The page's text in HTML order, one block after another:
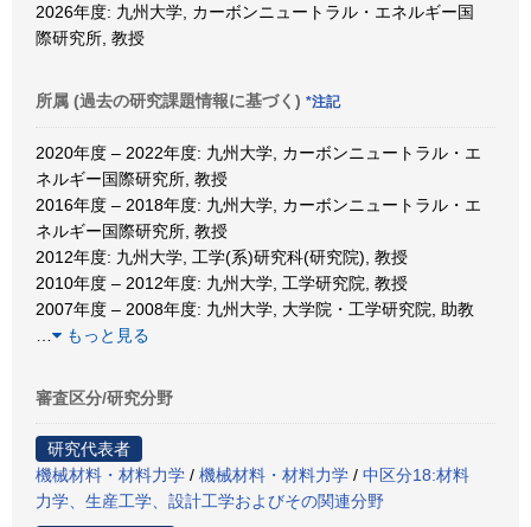
2026年度: 九州大学, カーボンニュートラル・エネルギー国
際研究所, 教授
所属 (過去の研究課題情報に基づく) *注記
2020年度 – 2022年度: 九州大学, カーボンニュートラル・エ
ネルギー国際研究所, 教授
2016年度 – 2018年度: 九州大学, カーボンニュートラル・エ
ネルギー国際研究所, 教授
2012年度: 九州大学, 工学(系)研究科(研究院), 教授
2010年度 – 2012年度: 九州大学, 工学研究院, 教授
2007年度 – 2008年度: 九州大学, 大学院・工学研究院, 助教
もっと見る
審査区分/研究分野
研究代表者
機械材料・材料力学 / 機械材料・材料力学 / 中区分18:材料
力学、生産工学、設計工学およびその関連分野